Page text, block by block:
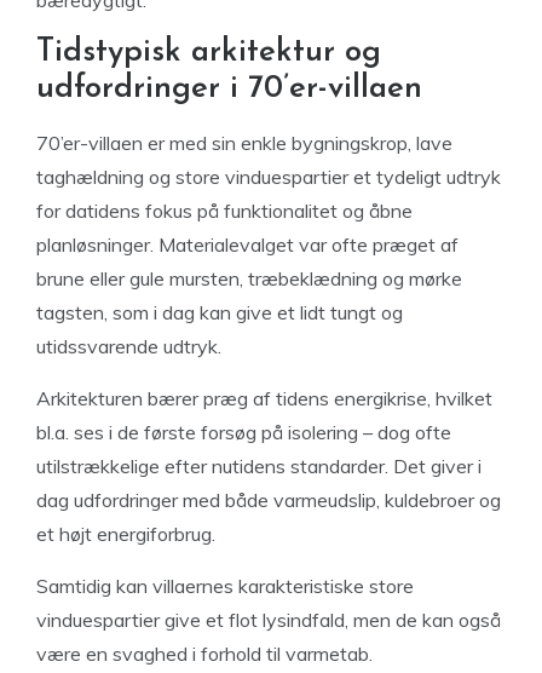
Tidstypisk arkitektur og
udfordringer i 70’er-villaen
70’er-villaen er med sin enkle bygningskrop, lave
taghældning og store vinduespartier et tydeligt udtryk
for datidens fokus på funktionalitet og åbne
planløsninger. Materialevalget var ofte præget af
brune eller gule mursten, træbeklædning og mørke
tagsten, som i dag kan give et lidt tungt og
utidssvarende udtryk.
Arkitekturen bærer præg af tidens energikrise, hvilket
bl.a. ses i de første forsøg på isolering – dog ofte
utilstrækkelige efter nutidens standarder. Det giver i
dag udfordringer med både varmeudslip, kuldebroer og
et højt energiforbrug.
Samtidig kan villaernes karakteristiske store
vinduespartier give et flot lysindfald, men de kan også
være en svaghed i forhold til varmetab.